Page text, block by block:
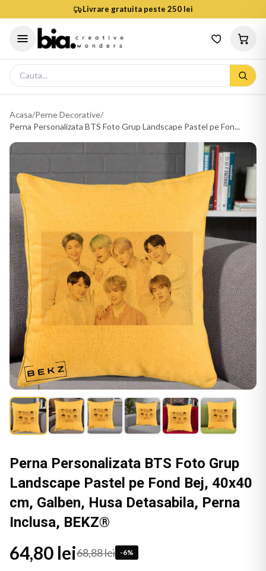
Livrare gratuita peste 250 lei
Acasa/Perne Decorative/
Perna Personalizata BTS Foto Grup Landscape Pastel pe Fon...
Perna Personalizata BTS Foto Grup
Landscape Pastel pe Fond Bej, 40x40
cm, Galben, Husa Detasabila, Perna
Inclusa, BEKZ®
64,80 lei68,88 lei -6%